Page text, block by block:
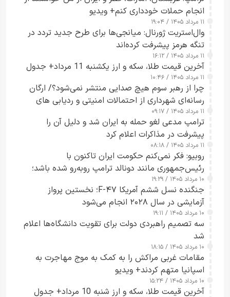
انجام حملات خودداری کنم+ ویدیو
۱۱ مرداد ۱۴۰۵ / ۱۹:۰۴
وال‌استریت ژورنال: میانجی‌ها برای طرح جدید تردد در
تنگه هرمز پیشرفت کرده‌اند
۱۱ مرداد ۱۴۰۵ / ۱۶:۱۲
آخرین قیمت طلا، سکه و ارز یکشنبه 11 مرداد+ جدول
۱۱ مرداد ۱۴۰۵ / ۱۰:۴۶
چرا از رهبر سوم هیچ صدایی منتشر نمی‌شود؟/ ارگان
رسانه‌ای شهرداری از احتمالات امنیتی و ردیابی های
جاسوسی گفت
۱۱ مرداد ۱۴۰۵ / ۰۹:۱۷
ترامپ مدعی لغو حمله به ایران شد و دلیل آن را
پیشرفت در مذاکرات اعلام کرد
۱۱ مرداد ۱۴۰۵ / ۰۸:۱۸
روبیو: فکر نمی‌کنم حکومت ایران تاکنون با
رئیس‌جمهوری مانند دونالد ترامپ روبه‌رو شده باشد؛
کسی که واقعاً دست به اقدام می‌زند
۱۰ مرداد ۱۴۰۵ / ۱۹:۲۹
جنگنده نسل ششم آمریکا F-۴۷؛ نخستین پرواز
آزمایشی در سال ۲۰۲۸ انجام می‌شود
۱۰ مرداد ۱۴۰۵ / ۱۹:۱۱
سه تصمیم راهبردی دولت برای تقویت دانشگاه‌ها اعلام
شد
۱۰ مرداد ۱۴۰۵ / ۱۸:۱۵
مقامات غربی مراکش را به کمک به موج مهاجرت به
اسپانیا متهم کردند+ ویدیو
۱۰ مرداد ۱۴۰۵ / ۱۵:۲۴
آخرین قیمت طلا، سکه و ارز شنبه 10 مرداد+ جدول